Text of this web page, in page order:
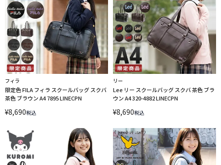
フィラ
限定色 FILA フィラ スクールバッグ スクバ
茶色 ブラウン A4 7895 LINECPN
¥8,690税込
リー
Lee リー スクールバッグ スクバ 茶色 ブラ
ウン A4 320-4882 LINECPN
¥8,690税込